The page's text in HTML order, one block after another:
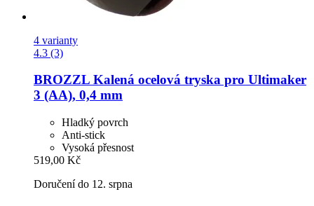
4 varianty
4.3 (3)
BROZZL Kalená ocelová tryska pro Ultimaker
3 (AA), 0,4 mm
Hladký povrch
Anti-stick
Vysoká přesnost
519,00 Kč
Doručení do 12. srpna